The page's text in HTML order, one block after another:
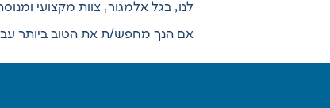
לנו, בגל אלמגור, צוות מקצועי
אם הנך מחפש/ת את הטוב ביותר